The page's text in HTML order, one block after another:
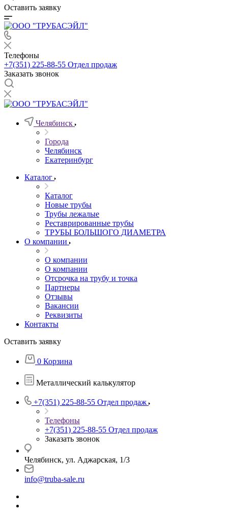
Оставить заявку
Телефоны
+7(351) 225-88-55 Отдел продаж
Заказать звонок
Челябинск
Города
Челябинск
Екатеринбург
Каталог
Каталог
Новые трубы
Трубы лежалые
Реставрированные трубы
ТРУБЫ БОЛЬШОГО ДИАМЕТРА
О компании
О компании
О компании
Отсрочка на трубу и точка
Партнеры
Отзывы
Вакансии
Реквизиты
Контакты
Оставить заявку
0 Корзина
Металлический калькулятор
+7(351) 225-88-55 Отдел продаж
Телефоны
+7(351) 225-88-55 Отдел продаж
Заказать звонок
Челябинск, ул. Аджарская, 1/3
info@truba-sale.ru